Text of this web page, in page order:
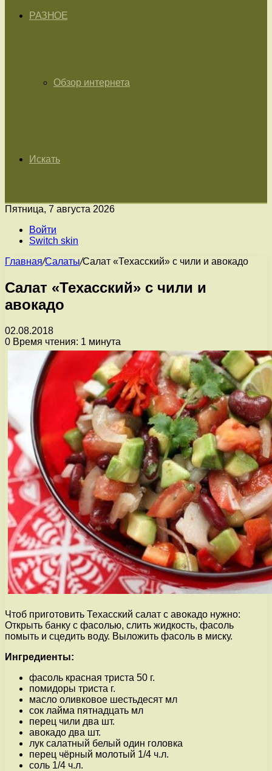
РАЗНОЕ
Обзор интернета
Искать
Пятница, 7 августа 2026
Войти
Switch skin
Главная/Салаты/Салат «Техасский» с чили и авокадо
Салат «Техасский» с чили и
авокадо
02.08.2018
0 Время чтения: 1 минута
Чтоб приготовить Техасский салат с авокадо нужно:
Открыть банку с фасолью, слить жидкость, фасоль
помыть и сцедить воду. Выложить фасоль в миску.
Ингредиенты:
фасоль красная триста 50 г.
помидоры триста г.
масло оливковое шестьдесят мл
сок лайма пятнадцать мл
перец чили два шт.
авокадо два шт.
лук салатный белый один головка
перец чёрный молотый 1/4 ч.л.
соль 1/4 ч.л.